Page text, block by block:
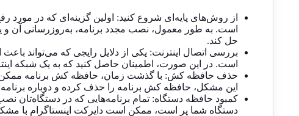
از روش‌های پایه‌ای شروع کنید: اولین گزینه‌ای که در مورد
است. به طور معمول، نصب مجدد برنامه، به‌روزرسانی آن و
حل کند.
بررسی اتصال اینترنت: یکی از دلایل رایجی که می‌تواند
است. در این صورت، اطمینان حاصل کنید که به یک شبکه
حذف حافظه کش: با گذشت زمان، حافظه کش برنامه ممکن
این مشکل، حافظه کش برنامه را حذف کرده و دوباره برنامه
کمبود حافظه دستگاه: تمام برنامه‌هایی که در
دستگاه شما پر است، ممکن است دایرکت اینستاگرام با